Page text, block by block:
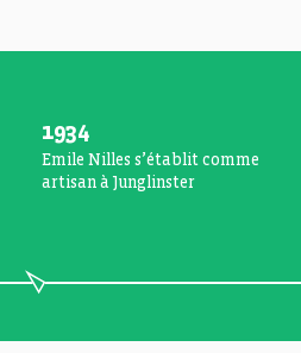
1934
Emile Nilles s’établit comme
artisan à Junglinster